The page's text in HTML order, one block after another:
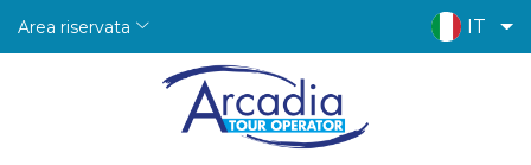
Area riservata IT
Deina APS & Arcadia Tour Operator
Organizzano: